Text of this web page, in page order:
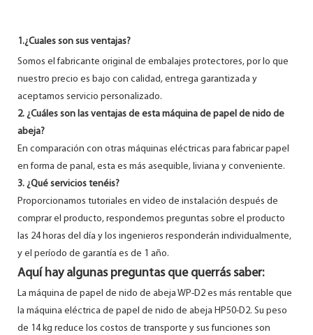
1.¿Cuales son sus ventajas?
Somos el fabricante original de embalajes protectores, por lo que
nuestro precio es bajo con calidad, entrega garantizada y
aceptamos servicio personalizado.
2. ¿Cuáles son las ventajas de esta máquina de papel de nido de
abeja?
En comparación con otras máquinas eléctricas para fabricar papel
en forma de panal, esta es más asequible, liviana y conveniente.
3. ¿Qué servicios tenéis?
Proporcionamos tutoriales en video de instalación después de
comprar el producto, respondemos preguntas sobre el producto
las 24 horas del día y los ingenieros responderán individualmente,
y el período de garantía es de 1 año.
Aquí hay algunas preguntas que querrás saber:
La máquina de papel de nido de abeja WP-D2 es más rentable que
la máquina eléctrica de papel de nido de abeja HP50-D2. Su peso
de 14 kg reduce los costos de transporte y sus funciones son